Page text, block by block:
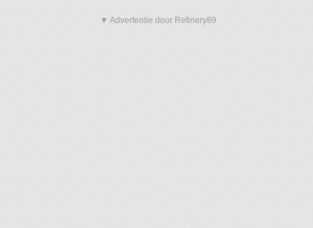
▼ Advertentie door Refinery89